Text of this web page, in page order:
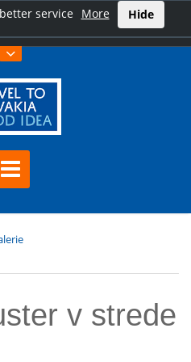
service More Hide
v strede